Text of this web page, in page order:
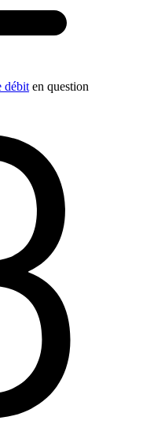
débit en question